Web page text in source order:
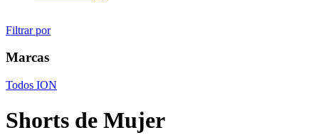
Filtrar por
Marcas
Todos ION
Shorts de Mujer